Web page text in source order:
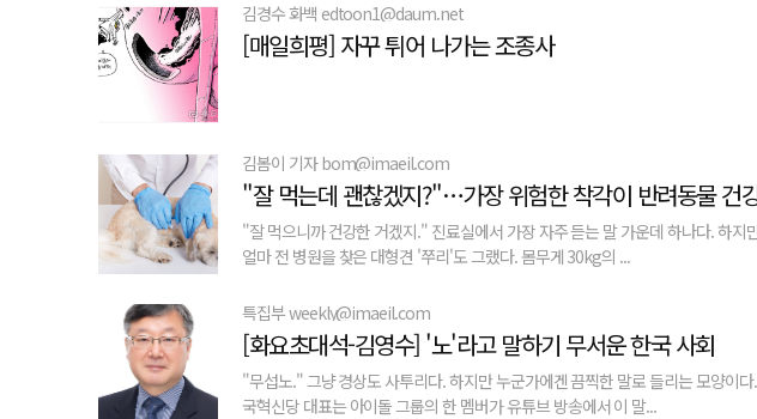
김경수 화백 edtoon1@daum.net
[매일희평] 자꾸 튀어 나가는 조종사
김봄이 기자 bom@imaeil.com
"잘 먹는데 괜찮겠지?"…가장 위험한 착각이 반려동물 건
"잘 먹으니까 건강한 거겠지." 진료실에서 가장 자주 듣는 말 가운데 하나다. 하
얼마 전 병원을 찾은 대형견 '쭈리'도 그랬다. 몸무게 30kg의 ...
특집부 weekly@imaeil.com
[화요초대석-김영수] '노'라고 말하기 무서운 한국 사회
"무섭노." 그냥 경상도 사투리다. 하지만 누군가에겐 끔찍한 말로 들리는 모양이
국혁신당 대표는 아이돌 그룹의 한 멤버가 유튜브 방송에서 이 말...